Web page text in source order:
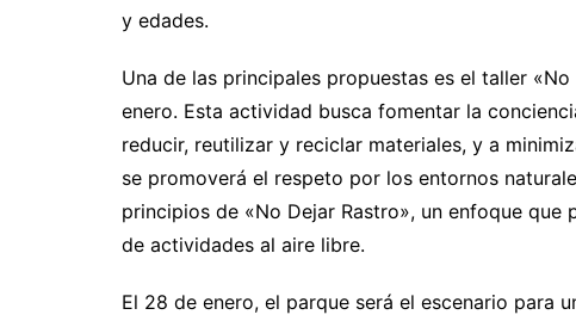
y edades.
Una de las principales propuestas es el taller
enero. Esta actividad busca fomentar la
reducir, reutilizar y reciclar materiales, y a
se promoverá el respeto por los entornos
principios de «No Dejar Rastro», un enfoque
de actividades al aire libre.
El 28 de enero, el parque será el escenario para